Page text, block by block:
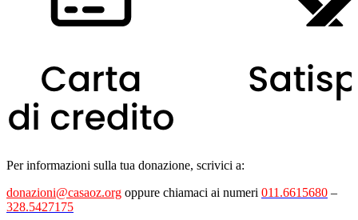
Per informazioni sulla tua donazione, scrivici a:
donazioni@casaoz.org oppure chiamaci ai numeri 011.6615680 –
328.5427175